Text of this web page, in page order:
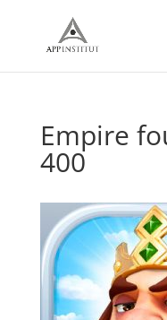
Empire
400